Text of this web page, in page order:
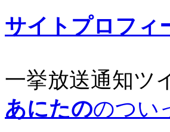
サイトプロフィ
一挙放送通知ツ
あにたののつい